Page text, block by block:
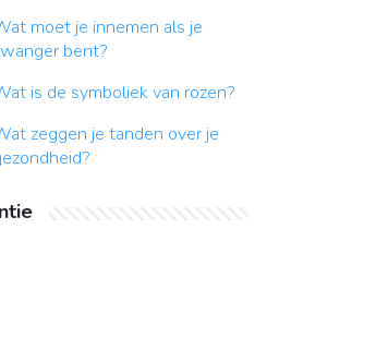
moet je innemen als je
bent?
is de symboliek van rozen?
zeggen je tanden over je